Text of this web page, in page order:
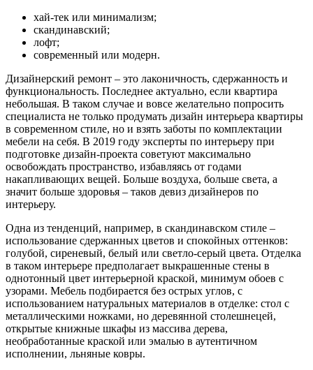
хай-тек или минимализм;
скандинавский;
лофт;
современный или модерн.
Дизайнерский ремонт – это лаконичность, сдержанность и
функциональность. Последнее актуально, если квартира
небольшая. В таком случае и вовсе желательно попросить
специалиста не только продумать дизайн интерьера квартиры
в современном стиле, но и взять заботы по комплектации
мебели на себя. В 2019 году эксперты по интерьеру при
подготовке дизайн-проекта советуют максимально
освобождать пространство, избавляясь от годами
накапливающих вещей. Больше воздуха, больше света, а
значит больше здоровья – таков девиз дизайнеров по
интерьеру.
Одна из тенденций, например, в скандинавском стиле –
использование сдержанных цветов и спокойных оттенков:
голубой, сиреневый, белый или светло-серый цвета. Отделка
в таком интерьере предполагает выкрашенные стены в
однотонный цвет интерьерной краской, минимум обоев с
узорами. Мебель подбирается без острых углов, с
использованием натуральных материалов в отделке: стол с
металлическими ножками, но деревянной столешнецей,
открытые книжные шкафы из массива дерева,
необработанные краской или эмалью в аутентичном
исполнении, льняные ковры.